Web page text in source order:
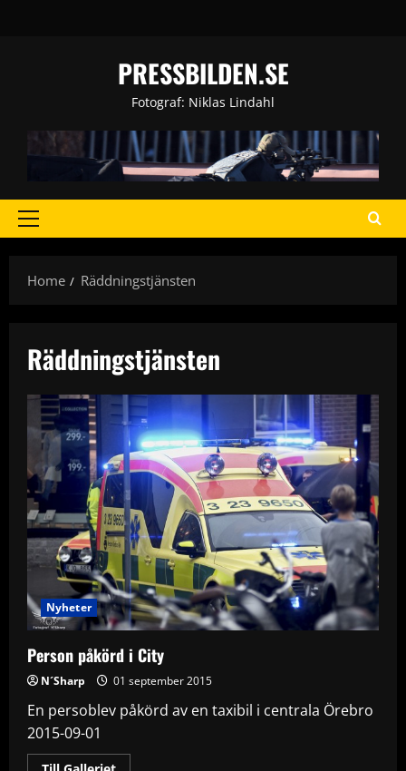
PRESSBILDEN.SE
Fotograf: Niklas Lindahl
Primary
Home
Räddningstjänsten
Räddningstjänsten
Nyheter
Person påkörd i City
N´Sharp 01 september 2015
En persoblev påkörd av en taxibil i centrala Örebro
2015-09-01
Read